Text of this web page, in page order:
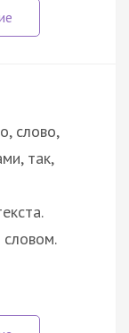
слово,
так,